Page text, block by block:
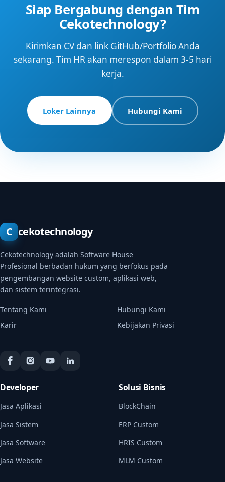
Siap Bergabung dengan Tim
Cekotechnology?
Kirimkan CV dan link GitHub/Portfolio Anda
sekarang. Tim HR akan merespon dalam 3-5 hari
kerja.
Loker Lainnya Hubungi Kami
C cekotechnology
Cekotechnology adalah Software House
Profesional berbadan hukum yang berfokus pada
pengembangan website custom, aplikasi web,
dan sistem terintegrasi.
Tentang Kami
Hubungi Kami
Karir
Kebijakan Privasi
Developer
Jasa Aplikasi
Jasa Sistem
Jasa Software
Jasa Website
Solusi Bisnis
BlockChain
ERP Custom
HRIS Custom
MLM Custom